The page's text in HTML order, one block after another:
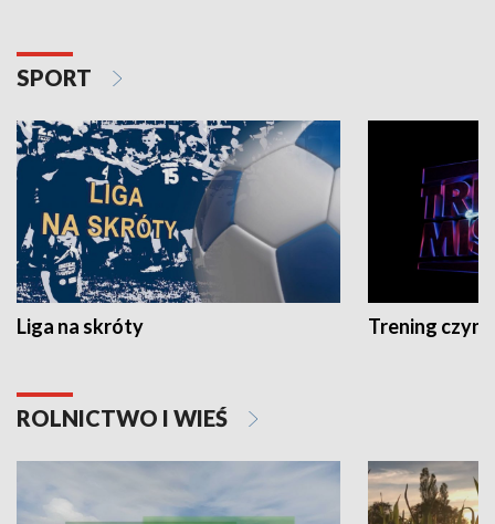
SPORT
Liga na skróty Trening czyni
ROLNICTWO I WIEŚ